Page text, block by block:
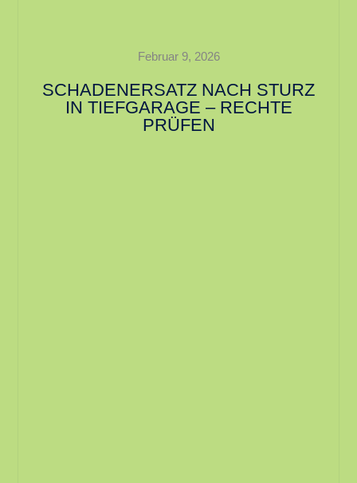
Februar 9, 2026
SCHADENERSATZ NACH STURZ
IN TIEFGARAGE – RECHTE
PRÜFEN